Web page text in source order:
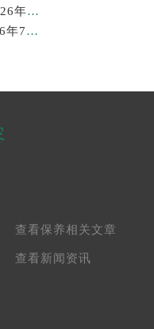
苏州劳力士回收价格查询与各大回收平台实测排行（2026年7月最新数据）
广州劳力士回收价格查询和各大回收平台实测排行(2026年7月最新数据)
查看保养相关文章
查看新闻资讯